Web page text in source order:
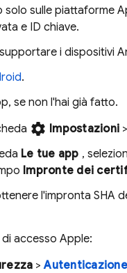
sulle piattaforme
e ID chiave.
i dispositivi
.
se non l'hai già fatto.
settings Impostazioni >
Le tue app ,
Impronte dei
l'impronta SHA
accesso Apple:
>Autenticazione